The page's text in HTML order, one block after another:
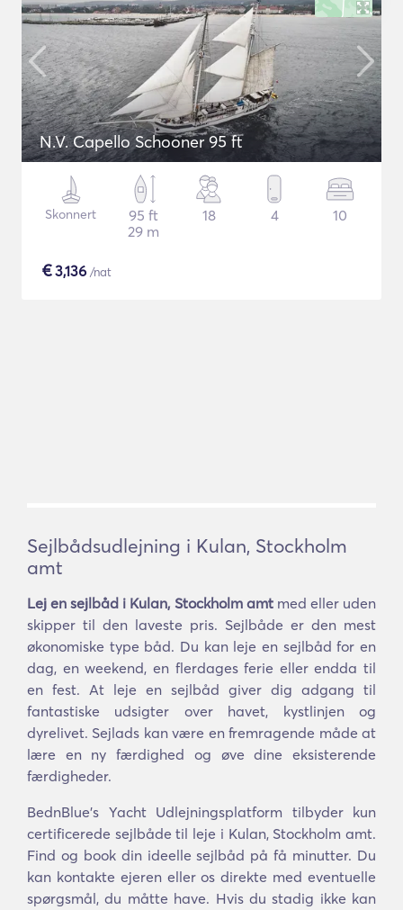
N.V. Capello Schooner 95 ft
Skonnert
95 ft
29 m
18 4 10
€3,136 /nat
Sejlbådsudlejning i Kulan, Stockholm
amt
Lej en sejlbåd i Kulan, Stockholm amtmed eller uden
skipper til den laveste pris. Sejlbåde er den mest
økonomiske type båd. Du kan leje en sejlbåd for en
dag, en weekend, en flerdages ferie eller endda til
en fest. At leje en sejlbåd giver dig adgang til
fantastiske udsigter over havet, kystlinjen og
dyrelivet. Sejlads kan være en fremragende måde at
lære en ny færdighed og øve dine eksisterende
færdigheder.
BednBlue's Yacht Udlejningsplatform tilbyder kun
certificerede sejlbåde til leje i Kulan, Stockholm amt.
Find og book din ideelle sejlbåd på få minutter. Du
kan kontakte ejeren eller os direkte med eventuelle
spørgsmål, du måtte have. Hvis du stadig ikke kan